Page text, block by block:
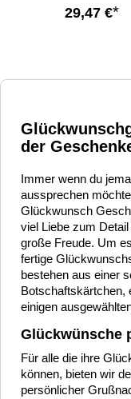
29,47 €
der
Immer wenn du
aussprechen
Glückwunsch
viel Liebe zum
große Freude. Um
fertige
bestehen aus einer
Botschaftskärtchen,
einigen
Glückwünsche
Für alle die ihre
können, bieten wir
persönlicher